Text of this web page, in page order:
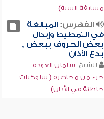
مسابقة السنة)
الفهرس:المبالغة
في التمطيط وإبدال
بعض الحروف ببعض ,
بدع الأذان
للشيخ: سلمان العودة
جزء من محاضرة ( سلوكيات
خاطئة في الأذان)